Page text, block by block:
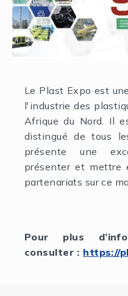
Le Plast Expo est
l'industrie des
Afrique du Nord. Il
distingué de tous
présente une
présenter et mettre
partenariats sur ce
Pour plus
consulter : https://